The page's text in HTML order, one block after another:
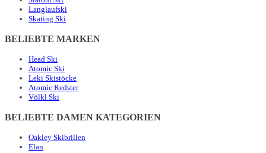
Langlaufski
Skating Ski
BELIEBTE MARKEN
Head Ski
Atomic Ski
Leki Skistöcke
Atomic Redster
Völkl Ski
BELIEBTE DAMEN KATEGORIEN
Oakley Skibrillen
Elan